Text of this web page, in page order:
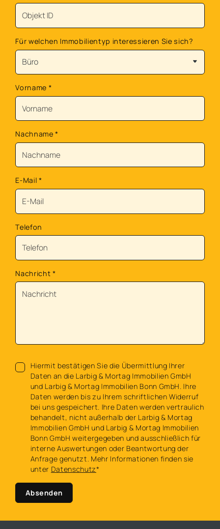
Für welchen Immobilientyp interessieren Sie sich?
Vorname *
Nachname*
E-Mail *
Telefon
Nachricht *
Hiermit bestätigen Sie die Übermittlung Ihrer
Daten an die Larbig & Mortag Immobilien GmbH
und Larbig & Mortag Immobilien Bonn GmbH. Ihre
Daten werden bis zu Ihrem schriftlichen Widerruf
bei uns gespeichert. Ihre Daten werden vertraulich
behandelt, nicht außerhalb der Larbig & Mortag
Immobilien GmbH und Larbig & Mortag Immobilien
Bonn GmbH weitergegeben und ausschließlich für
interne Auswertungen oder Beantwortung der
Anfrage genutzt. Mehr Informationen finden sie
unter Datenschutz*
Absenden